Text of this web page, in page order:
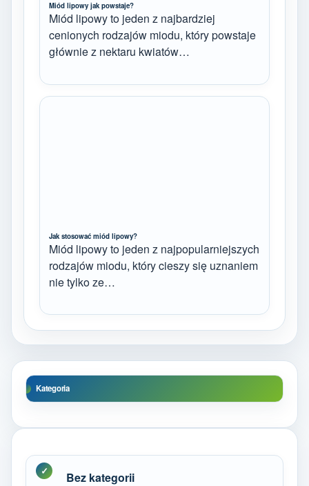
Miód lipowy jak powstaje?
Miód lipowy to jeden z najbardziej
cenionych rodzajów miodu, który powstaje
głównie z nektaru kwiatów…
Jak stosować miód lipowy?
Miód lipowy to jeden z najpopularniejszych
rodzajów miodu, który cieszy się uznaniem
nie tylko ze…
Kategoria
Bez kategorii